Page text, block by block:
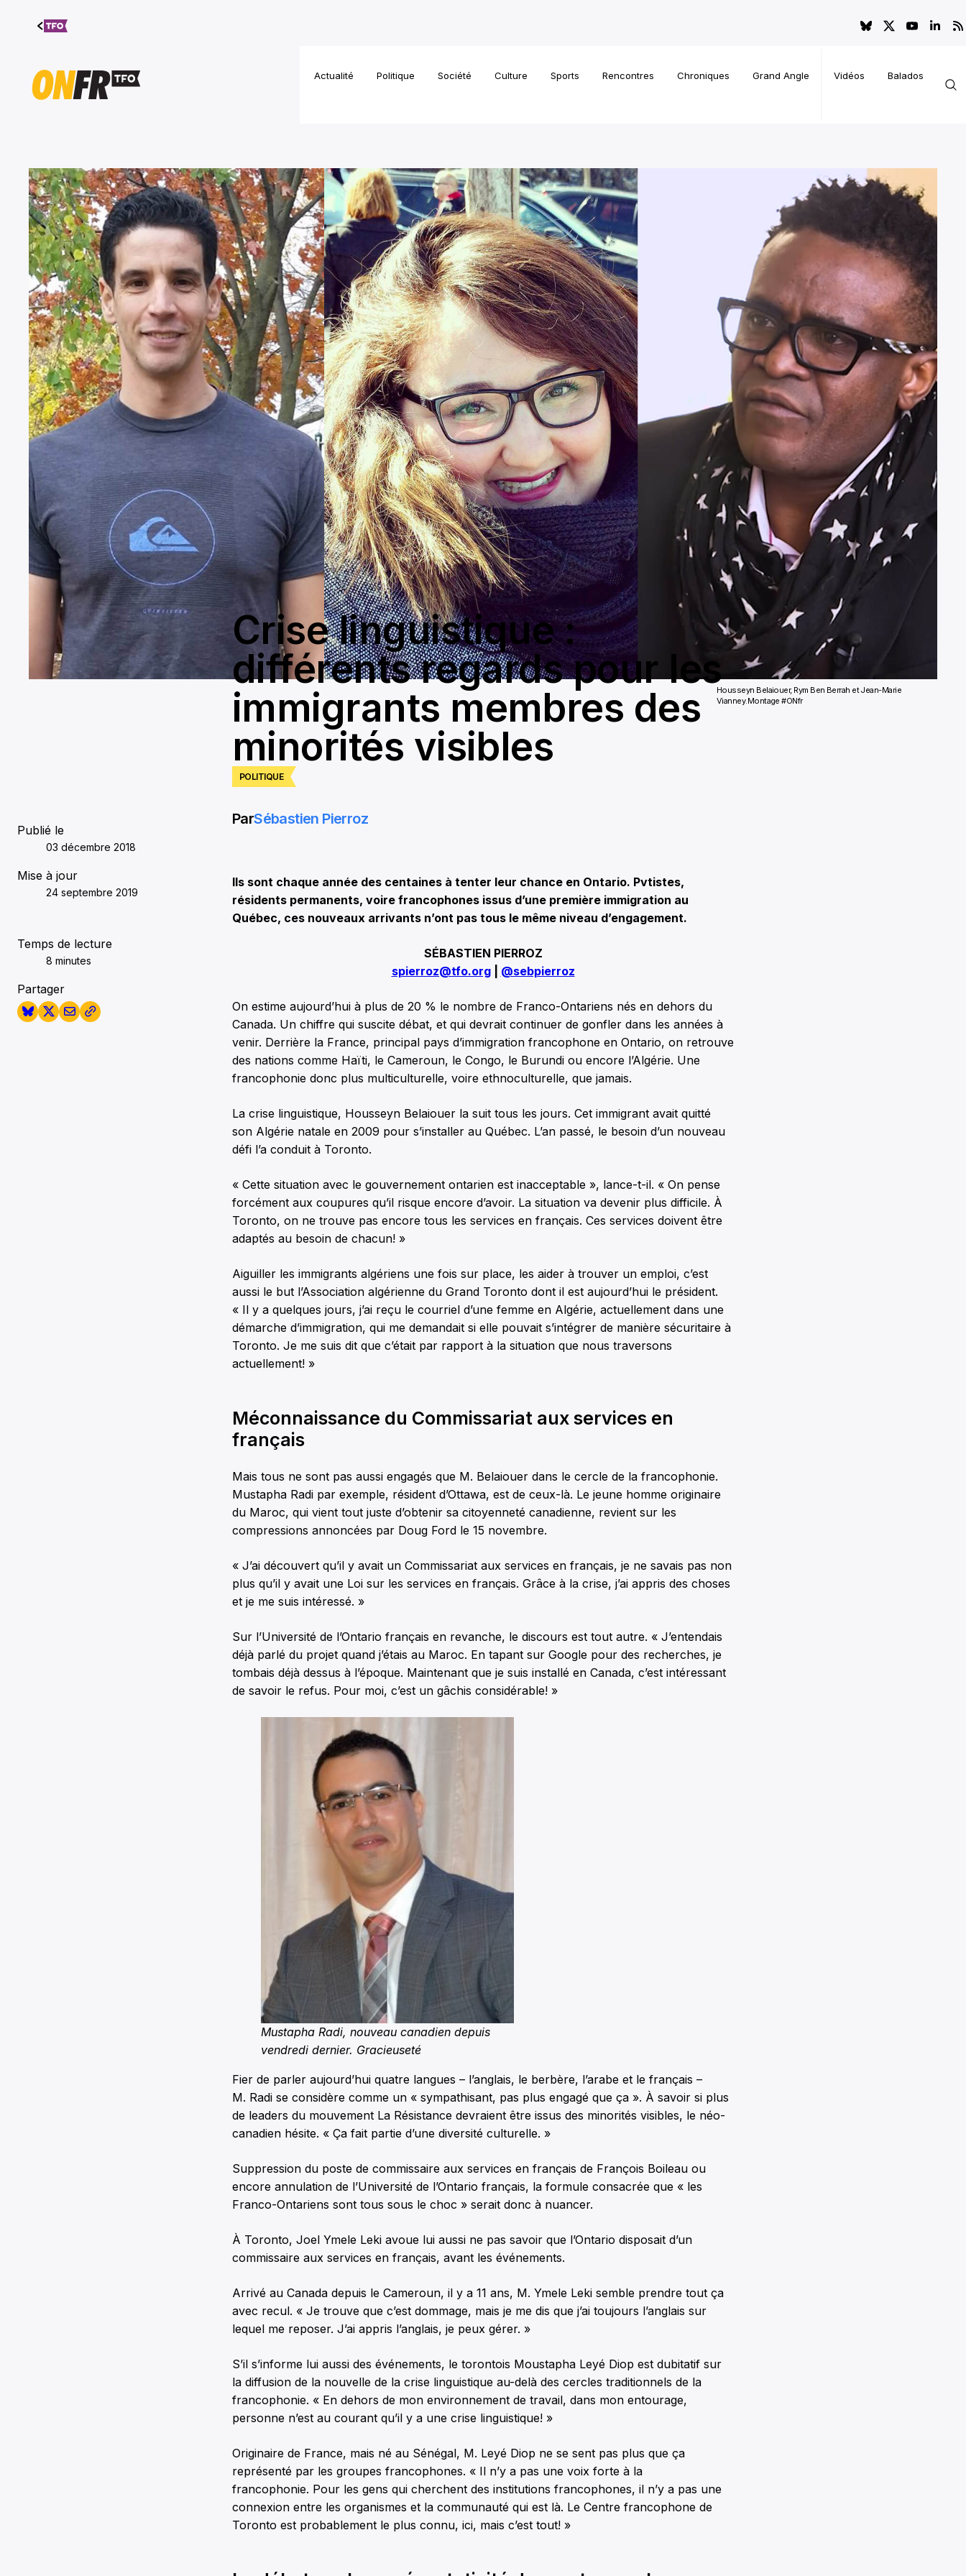
Aller au
contenu
Actualité Politique Société Culture Sports Rencontres Chroniques Grand Angle Vidéos Balados
Housseyn Belaiouer, Rym Ben Berrah et Jean-Marie
Vianney.Montage #ONfr
POLITIQUE
Crise linguistique :
différents regards pour les
immigrants membres des
minorités visibles
Publié le
03 décembre 2018
Mise à jour
24 septembre 2019
Temps de lecture
8 minutes
Partager
ParSébastien Pierroz
Ils sont chaque année des centaines à tenter leur chance en Ontario. Pvtistes,
résidents permanents, voire francophones issus d’une première immigration au
Québec, ces nouveaux arrivants n’ont pas tous le même niveau d’engagement.
SÉBASTIEN PIERROZ
spierroz@tfo.org| @sebpierroz
On estime aujourd’hui à plus de 20 % le nombre de Franco-Ontariens nés en dehors du
Canada. Un chiffre qui suscite débat, et qui devrait continuer de gonfler dans les années à
venir. Derrière la France, principal pays d’immigration francophone en Ontario, on retrouve
des nations comme Haïti, le Cameroun, le Congo, le Burundi ou encore l’Algérie. Une
francophonie donc plus multiculturelle, voire ethnoculturelle, que jamais.
La crise linguistique, Housseyn Belaiouer la suit tous les jours. Cet immigrant avait quitté
son Algérie natale en 2009 pour s’installer au Québec. L’an passé, le besoin d’un nouveau
défi l’a conduit à Toronto.
« Cette situation avec le gouvernement ontarien est inacceptable », lance-t-il. « On pense
forcément aux coupures qu’il risque encore d’avoir. La situation va devenir plus difficile. À
Toronto, on ne trouve pas encore tous les services en français. Ces services doivent être
adaptés au besoin de chacun! »
Aiguiller les immigrants algériens une fois sur place, les aider à trouver un emploi, c’est
aussi le but l’Association algérienne du Grand Toronto dont il est aujourd’hui le président.
« Il y a quelques jours, j’ai reçu le courriel d’une femme en Algérie, actuellement dans une
démarche d’immigration, qui me demandait si elle pouvait s’intégrer de manière sécuritaire à
Toronto. Je me suis dit que c’était par rapport à la situation que nous traversons
actuellement! »
Méconnaissance du Commissariat aux services en
français
Mais tous ne sont pas aussi engagés que M. Belaiouer dans le cercle de la francophonie.
Mustapha Radi par exemple, résident d’Ottawa, est de ceux-là. Le jeune homme originaire
du Maroc, qui vient tout juste d’obtenir sa citoyenneté canadienne, revient sur les
compressions annoncées par Doug Ford le 15 novembre.
« J’ai découvert qu’il y avait un Commissariat aux services en français, je ne savais pas non
plus qu’il y avait une Loi sur les services en français. Grâce à la crise, j’ai appris des choses
et je me suis intéressé. »
Sur l’Université de l’Ontario français en revanche, le discours est tout autre. « J’entendais
déjà parlé du projet quand j’étais au Maroc. En tapant sur Google pour des recherches, je
tombais déjà dessus à l’époque. Maintenant que je suis installé en Canada, c’est intéressant
de savoir le refus. Pour moi, c’est un gâchis considérable! »
Mustapha Radi, nouveau canadien depuis
vendredi dernier. Gracieuseté
Fier de parler aujourd’hui quatre langues – l’anglais, le berbère, l’arabe et le français –
M. Radi se considère comme un « sympathisant, pas plus engagé que ça ». À savoir si plus
de leaders du mouvement La Résistance devraient être issus des minorités visibles, le néo-
canadien hésite. « Ça fait partie d’une diversité culturelle. »
Suppression du poste de commissaire aux services en français de François Boileau ou
encore annulation de l’Université de l’Ontario français, la formule consacrée que « les
Franco-Ontariens sont tous sous le choc » serait donc à nuancer.
À Toronto, Joel Ymele Leki avoue lui aussi ne pas savoir que l’Ontario disposait d’un
commissaire aux services en français, avant les événements.
Arrivé au Canada depuis le Cameroun, il y a 11 ans, M. Ymele Leki semble prendre tout ça
avec recul. « Je trouve que c’est dommage, mais je me dis que j’ai toujours l’anglais sur
lequel me reposer. J’ai appris l’anglais, je peux gérer. »
S’il s’informe lui aussi des événements, le torontois Moustapha Leyé Diop est dubitatif sur
la diffusion de la nouvelle de la crise linguistique au-delà des cercles traditionnels de la
francophonie. « En dehors de mon environnement de travail, dans mon entourage,
personne n’est au courant qu’il y a une crise linguistique! »
Originaire de France, mais né au Sénégal, M. Leyé Diop ne se sent pas plus que ça
représenté par les groupes francophones. « Il n’y a pas une voix forte à la
francophonie. Pour les gens qui cherchent des institutions francophones, il n’y a pas une
connexion entre les organismes et la communauté qui est là. Le Centre francophone de
Toronto est probablement le plus connu, ici, mais c’est tout! »